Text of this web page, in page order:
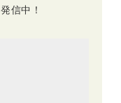
信中！